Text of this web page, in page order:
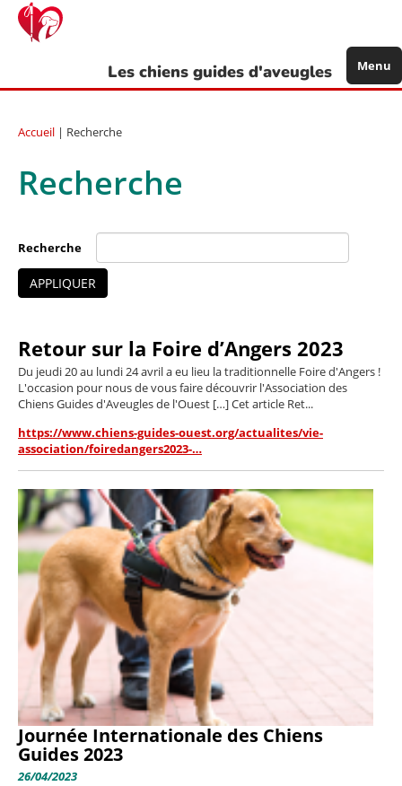
Aller
contenu
Les chiens guides d'aveugles Menu
Accueil | Recherche
Recherche
Recherche
APPLIQUER
Retour sur la Foire d’Angers 2023
Du jeudi 20 au lundi 24 avril a eu lieu la traditionnelle Foire d'Angers !
L'occasion pour nous de vous faire découvrir l'Association des
Chiens Guides d'Aveugles de l'Ouest […] Cet article Ret...
https://www.chiens-guides-ouest.org/actualites/vie-
association/foiredangers2023-…
Journée Internationale des Chiens
Guides 2023
26/04/2023